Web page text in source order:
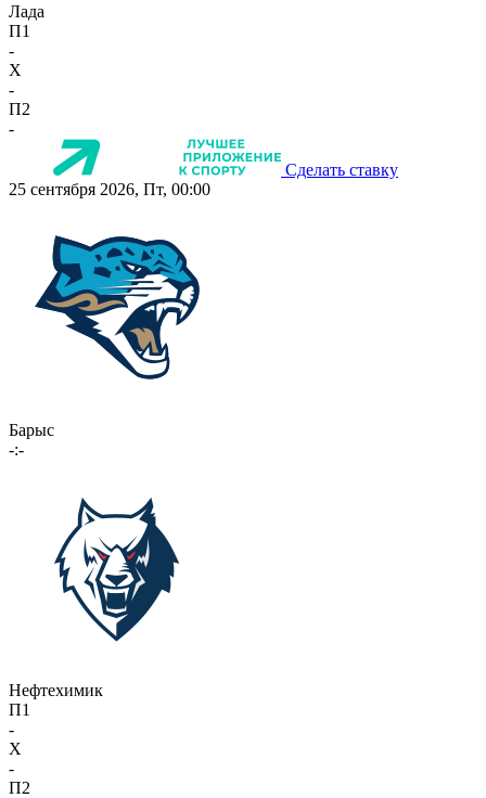
Лада
П1
-
X
-
П2
-
Сделать ставку
25 сентября 2026, Пт, 00:00
Барыс
-:-
Нефтехимик
П1
-
X
-
П2